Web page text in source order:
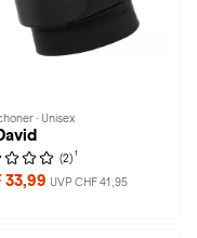
· Unisex
(2) 1
33,99 UVP CHF 41,95